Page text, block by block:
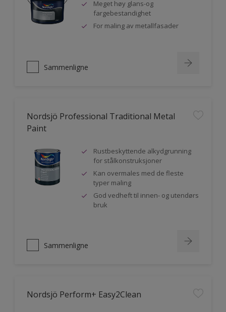
Meget høy glans-og
fargebestandighet
For maling av metallfasader
Sammenligne
Nordsjö Professional Traditional Metal
Paint
Rustbeskyttende alkydgrunning
for stålkonstruksjoner
Kan overmales med de fleste
typer maling
God vedheft til innen- og utendørs
bruk
Sammenligne
Nordsjö Perform+ Easy2Clean